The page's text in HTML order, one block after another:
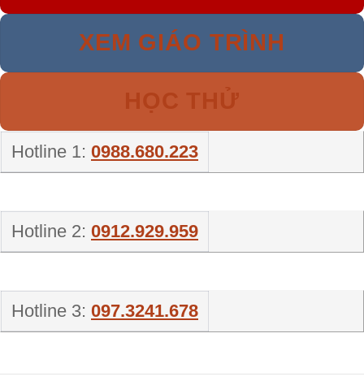
XEM GIÁO TRÌNH
Hotline 1: 0988.680.223
Hotline 2: 0912.929.959
Hotline 3: 097.3241.678